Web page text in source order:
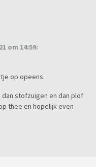
om 14:59:
op opeens.
dan stofzuigen en dan plof
thee en hopelijk even